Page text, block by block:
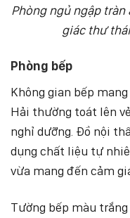
Phòng ngủ ngập
giác thư
Phòng bếp
Không gian bếp
Hải thường toát lên
nghỉ dưỡng. Đồ nội
dụng chất liệu tự
vừa mang đến cảm
Tường bếp màu